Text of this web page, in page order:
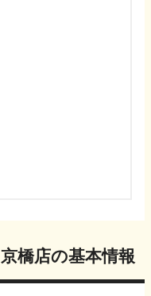
橋店の基本情報